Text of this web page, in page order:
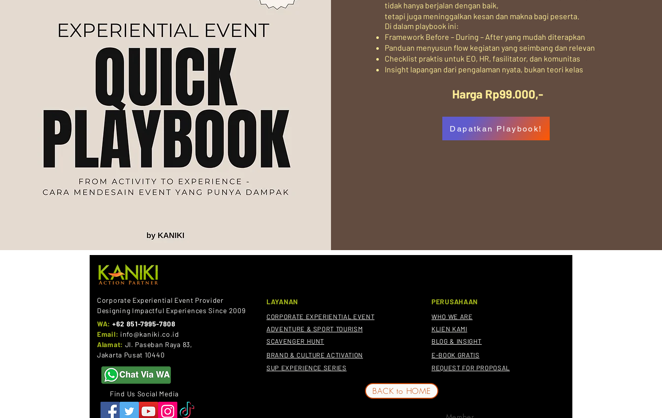
tidak hanya berjalan dengan baik,
tetapi juga meninggalkan kesan dan makna bagi peserta.
Di dalam playbook ini:
Framework Before – During – After yang mudah diterapkan
Panduan menyusun flow kegiatan yang seimbang dan relevan
Checklist praktis untuk EO, HR, fasilitator, dan komunitas
Insight lapangan dari pengalaman nyata, bukan teori kelas
Harga Rp99.000,-
Dapatkan Playbook!
Corporate Experiential Event Provider
Designing Impactful Experiences Since 2009
WA: +62 851-7995-7808
Email: info@kaniki.co.id
Alamat: Jl. Paseban Raya 83,
Jakarta Pusat 10440
Find Us Social Media
LAYANAN
CORPORATE EXPERIENTIAL EVENT
ADVENTURE & SPORT TOURISM
SCAVENGER HUNT
BRAND & CULTURE ACTIVATION
SUP EXPERIENCE SERIES
PERUSAHAAN
WHO WE ARE
KLIEN KAMI
BLOG & INSIGHT
E-BOOK GRATIS
REQUEST FOR PROPOSAL
BACK to HOME